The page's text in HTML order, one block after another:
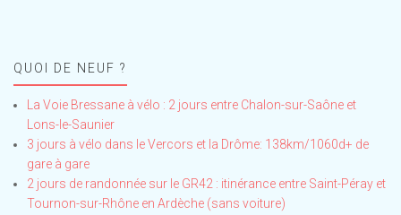
QUOI DE NEUF ?
La Voie Bressane à vélo : 2 jours entre Chalon-sur-Saône et
Lons-le-Saunier
3 jours à vélo dans le Vercors et la Drôme: 138km/1060d+ de
gare à gare
2 jours de randonnée sur le GR42 : itinérance entre Saint-Péray et
Tournon-sur-Rhône en Ardèche (sans voiture)